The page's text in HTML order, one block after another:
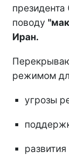
поводу
Иран.
режимом
угрозы